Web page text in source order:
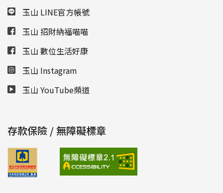
玉山 LINE官方帳號
玉山 招財納福喵喵
玉山 數位生活好康
玉山 Instagram
玉山 YouTube頻道
存款保險 / 無障礙標章